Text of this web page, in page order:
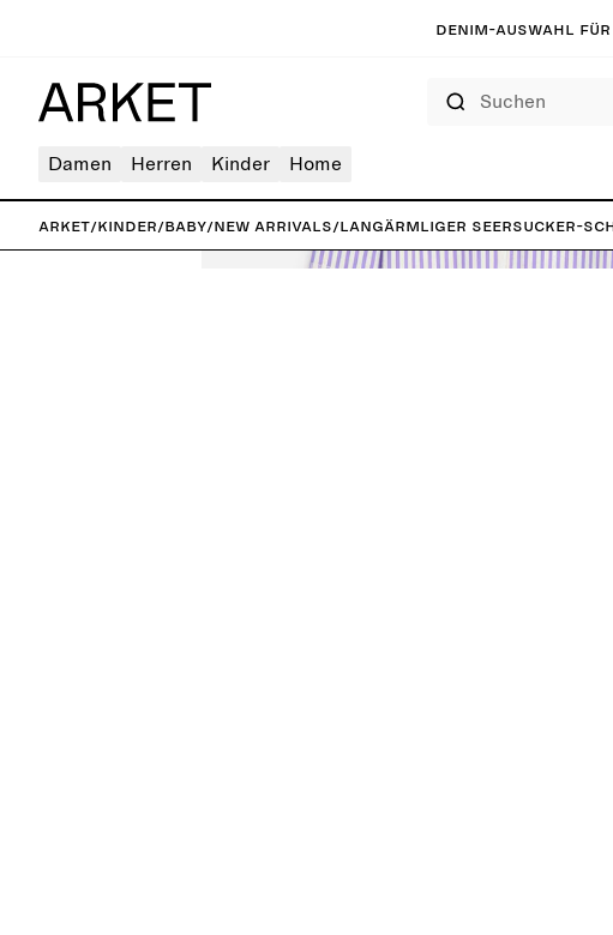
Denim-Auswahl für
Damen Herren Kinder Home
ARKET/Kinder/Baby/New arrivals/Langärmliger Seersucker-